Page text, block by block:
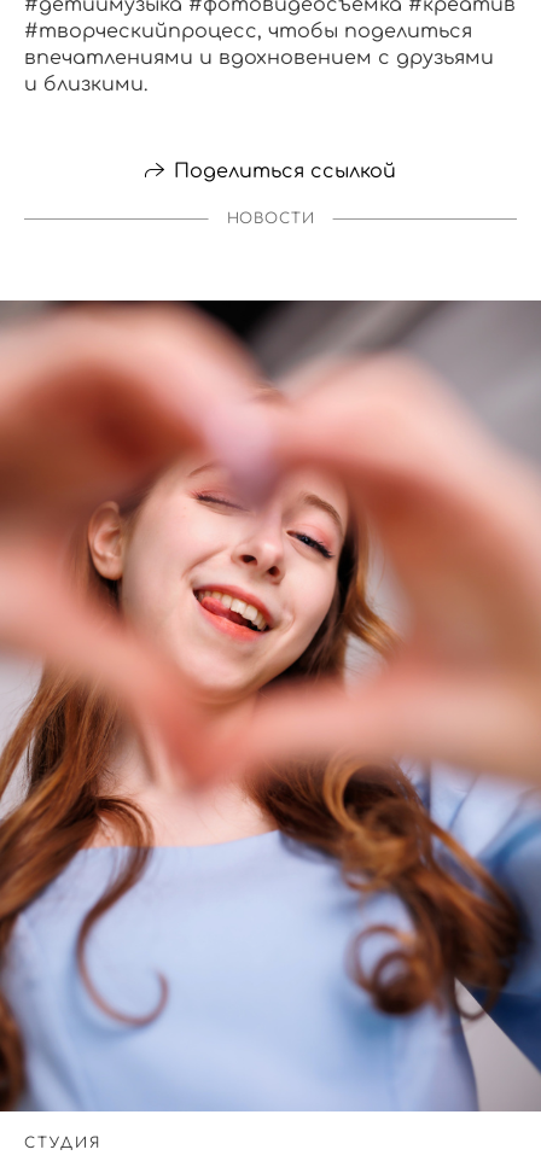
#детиимузыка #фотовидеосъёмка #креатив
#творческийпроцесс, чтобы поделиться
впечатлениями и вдохновением с друзьями
и близкими.
Поделиться ссылкой
НОВОСТИ
СТУДИЯ